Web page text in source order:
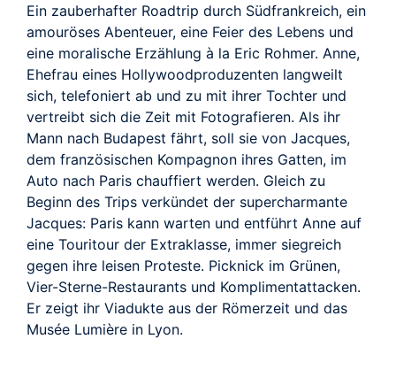
TRAILER
Ein zauberhafter Roadtrip durch Südfrankreich, ein
amouröses Abenteuer, eine Feier des Lebens und
eine moralische Erzählung à la Eric Rohmer. Anne,
Ehefrau eines Hollywoodproduzenten langweilt
sich, telefoniert ab und zu mit ihrer Tochter und
vertreibt sich die Zeit mit Fotografieren. Als ihr
Mann nach Budapest fährt, soll sie von Jacques,
dem französischen Kompagnon ihres Gatten, im
Auto nach Paris chauffiert werden. Gleich zu
Beginn des Trips verkündet der supercharmante
Jacques: Paris kann warten und entführt Anne auf
eine Touritour der Extraklasse, immer siegreich
gegen ihre leisen Proteste. Picknick im Grünen,
Vier-Sterne-Restaurants und Komplimentattacken.
Er zeigt ihr Viadukte aus der Römerzeit und das
Musée Lumière in Lyon.